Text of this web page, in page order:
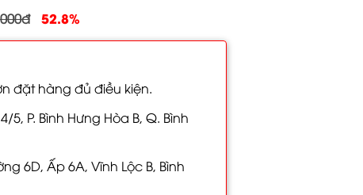
52.8%
đặt hàng đủ điều kiện.
5, P. Bình Hưng Hòa B, Q. Bình
6D, Ấp 6A, Vĩnh Lộc B, Bình